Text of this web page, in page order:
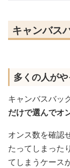
キャンバス
多くの人が
キャンバスバッ
だけで選んでオ
オンス数を確認
たってしまった
てしまうケース